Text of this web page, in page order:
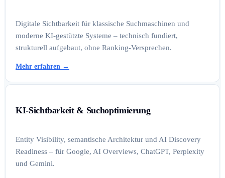
Digitale Sichtbarkeit für klassische Suchmaschinen und
moderne KI-gestützte Systeme – technisch fundiert,
strukturell aufgebaut, ohne Ranking-Versprechen.
Mehr erfahren →
KI-Sichtbarkeit & Suchoptimierung
Entity Visibility, semantische Architektur und AI Discovery
Readiness – für Google, AI Overviews, ChatGPT, Perplexity
und Gemini.